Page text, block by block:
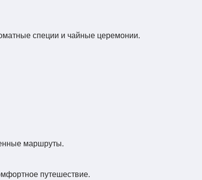
специи и чайные церемонии.
маршруты.
путешествие.